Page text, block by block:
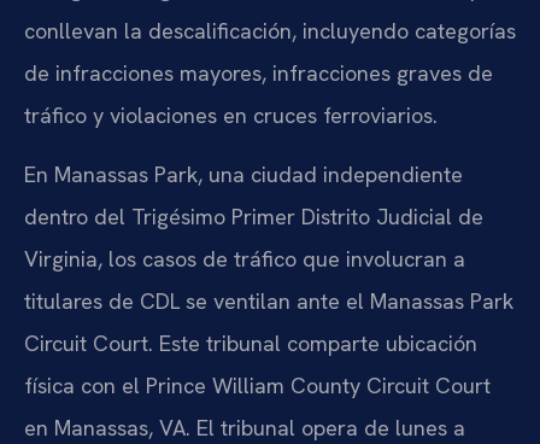
conllevan la descalificación, incluyendo categorías
de infracciones mayores, infracciones graves de
tráfico y violaciones en cruces ferroviarios.
En Manassas Park, una ciudad independiente
dentro del Trigésimo Primer Distrito Judicial de
Virginia, los casos de tráfico que involucran a
titulares de CDL se ventilan ante el Manassas Park
Circuit Court. Este tribunal comparte ubicación
física con el Prince William County Circuit Court
en Manassas, VA. El tribunal opera de lunes a